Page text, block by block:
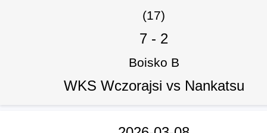
(17)
7 - 2
Boisko B
WKS Wczorajsi vs Nankatsu